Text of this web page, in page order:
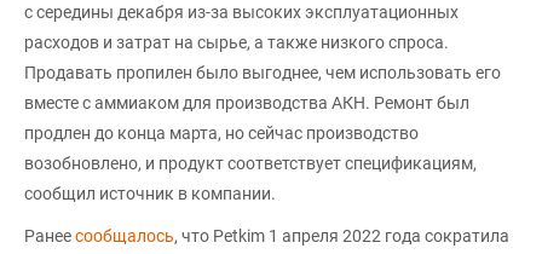
с середины декабря из-за высоких эксплуатационных
расходов и затрат на сырье, а также низкого спроса.
Продавать пропилен было выгоднее, чем использовать его
вместе с аммиаком для производства АКН. Ремонт был
продлен до конца марта, но сейчас производство
возобновлено, и продукт соответствует спецификациям,
сообщил источник в компании.
Ранеесообщалось, что Petkim 1 апреля 2022 года сократила